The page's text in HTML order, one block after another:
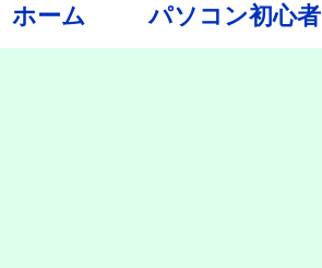
ホーム パソコン初心者